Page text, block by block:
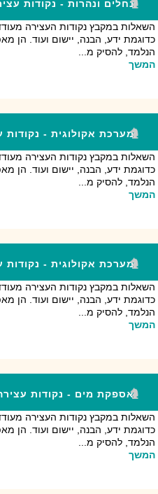
נחלים ונהרות - נקודות
השאלות במקבץ נקודות העצירה
כדוגמת ידע, הבנה, יישום ועוד. הן
הנלמד, להסיק מ...
המשך
מערכת אקולוגית - נקודות
השאלות במקבץ נקודות העצירה
כדוגמת ידע, הבנה, יישום ועוד. הן
הנלמד, להסיק מ...
המשך
מערכת אקולוגית - נקודות
השאלות במקבץ נקודות העצירה
כדוגמת ידע, הבנה, יישום ועוד. הן
הנלמד, להסיק מ...
המשך
אספקת מים - נקודות
השאלות במקבץ נקודות העצירה
כדוגמת ידע, הבנה, יישום ועוד. הן
הנלמד, להסיק מ...
המשך